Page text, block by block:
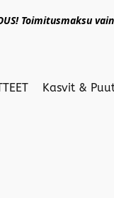
Toimitusmaksu
Kasvit &